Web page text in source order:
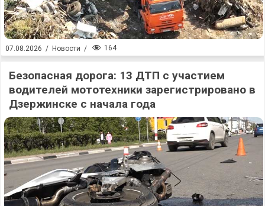
07.08.2026 / Новости / 164
Безопасная дорога: 13 ДТП с участием
водителей мототехники зарегистрировано в
Дзержинске с начала года